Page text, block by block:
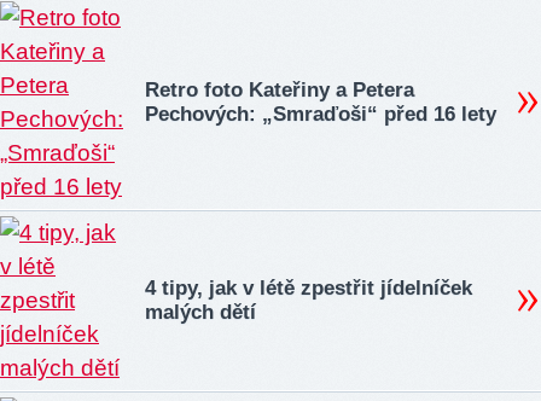
Retro foto Kateřiny a Petera
Pechových: „Smraďoši“ před 16 lety
4 tipy, jak v létě zpestřit jídelníček
malých dětí